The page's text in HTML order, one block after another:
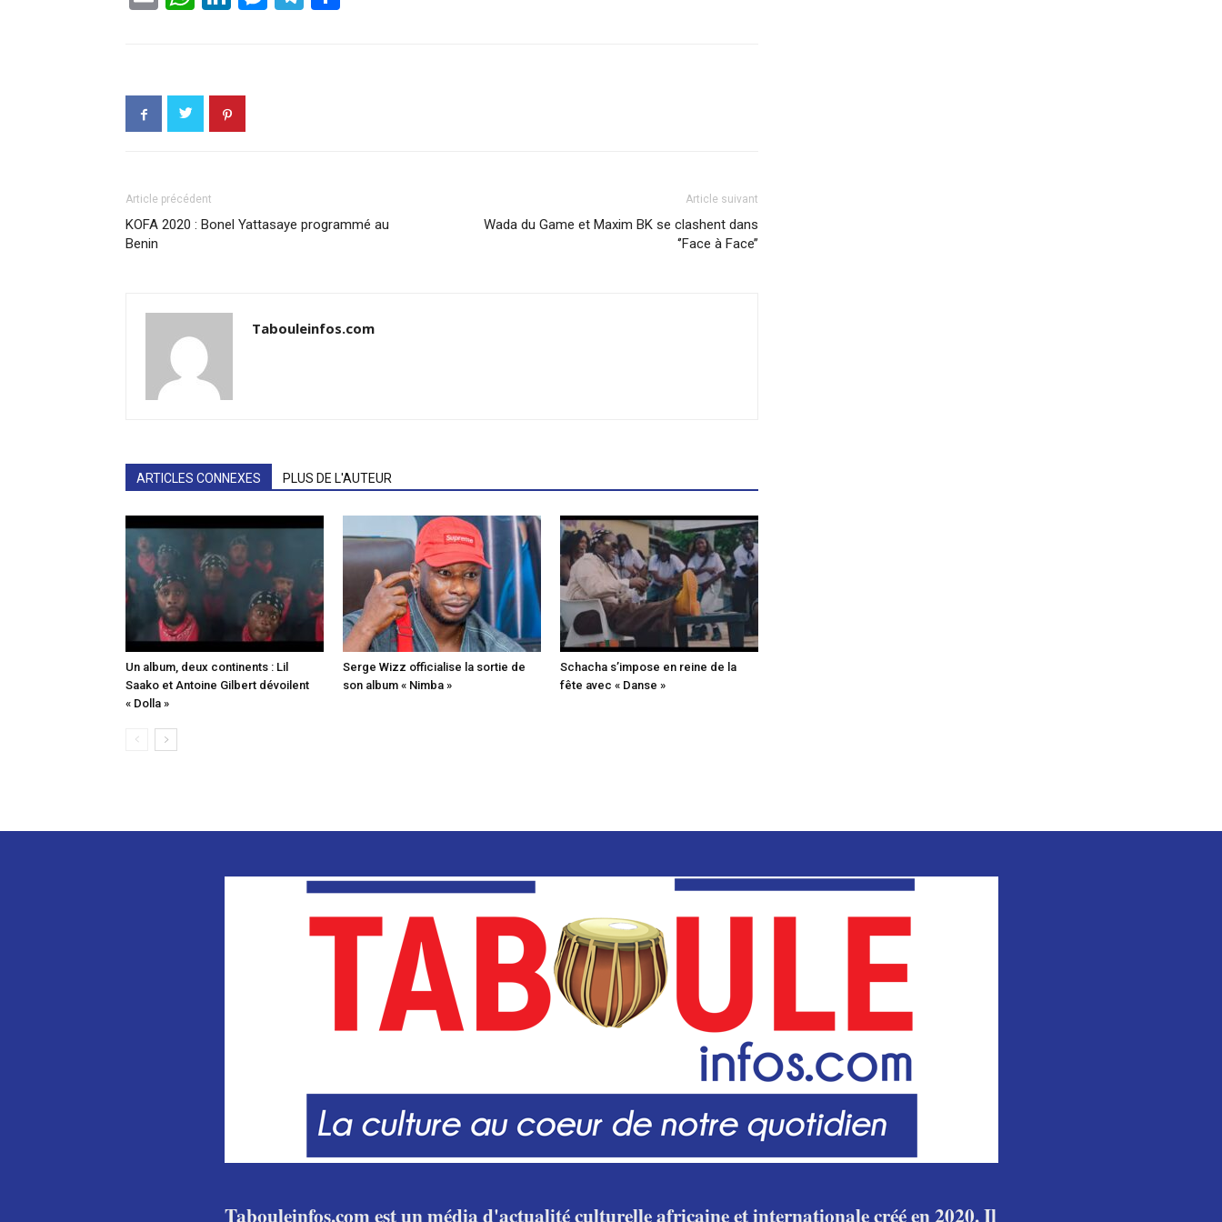
Article précédent
KOFA 2020 : Bonel Yattasaye programmé au
Benin
Article suivant
Wada du Game et Maxim BK se clashent dans
‘’Face à Face’’
Tabouleinfos.com
ARTICLES CONNEXES PLUS DE L'AUTEUR
Un album, deux continents : Lil
Saako et Antoine Gilbert dévoilent
« Dolla »
Serge Wizz officialise la sortie de
son album « Nimba »
Schacha s’impose en reine de la
fête avec « Danse »
Tabouleinfos.com est un média d'actualité culturelle africaine et internationale créé en 2020. Il